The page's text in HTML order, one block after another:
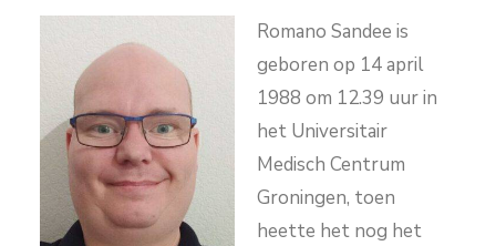
Romano Sandee is
geboren op 14 april
1988 om 12.39 uur in
het Universitair
Medisch Centrum
Groningen, toen
heette het nog het